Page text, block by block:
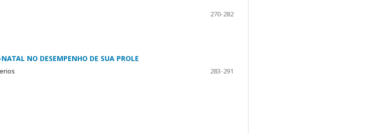
270-282
NO DESEMPENHO DE SUA PROLE
283-291